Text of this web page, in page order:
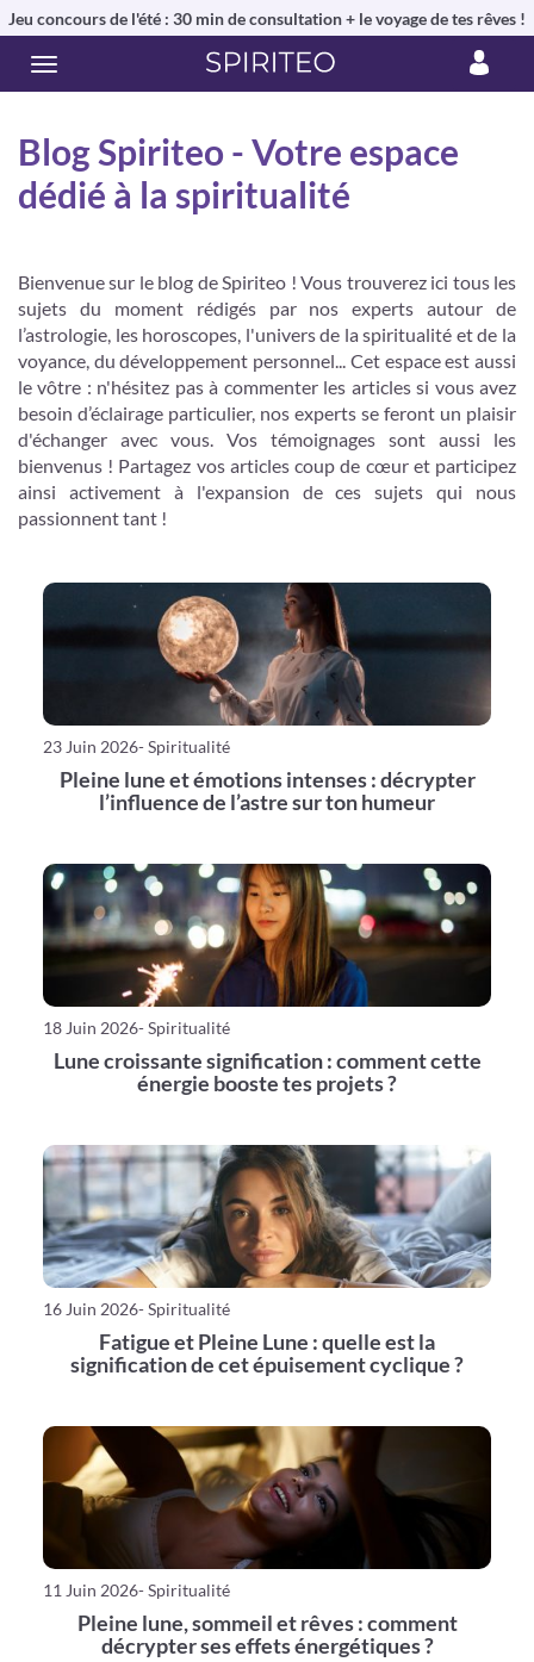
Jeu concours de l'été : 30 min de consultation + le voyage de tes rêves !
Blog Spiriteo - Votre espace
dédié à la spiritualité
Bienvenue sur le blog de Spiriteo ! Vous trouverez ici tous les
sujets du moment rédigés par nos experts autour de
l’astrologie, les horoscopes, l'univers de la spiritualité et de la
voyance, du développement personnel... Cet espace est aussi
le vôtre : n'hésitez pas à commenter les articles si vous avez
besoin d’éclairage particulier, nos experts se feront un plaisir
d'échanger avec vous. Vos témoignages sont aussi les
bienvenus ! Partagez vos articles coup de cœur et participez
ainsi activement à l'expansion de ces sujets qui nous
passionnent tant !
23 Juin 2026- Spiritualité
Pleine lune et émotions intenses : décrypter
l’influence de l’astre sur ton humeur
18 Juin 2026- Spiritualité
Lune croissante signification : comment cette
énergie booste tes projets ?
16 Juin 2026- Spiritualité
Fatigue et Pleine Lune : quelle est la
signification de cet épuisement cyclique ?
11 Juin 2026- Spiritualité
Pleine lune, sommeil et rêves : comment
décrypter ses effets énergétiques ?